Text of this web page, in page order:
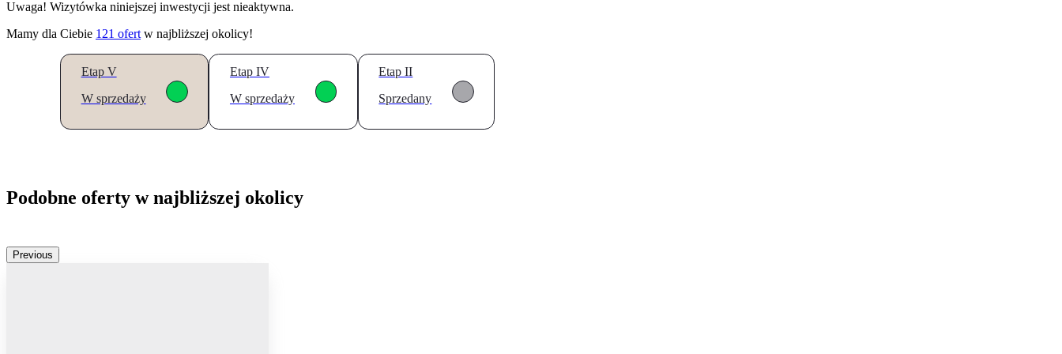
Uwaga! Wizytówka niniejszej inwestycji jest nieaktywna.
Mamy dla Ciebie 121 ofert w najbliższej okolicy!
Etap V
W sprzedaży
Etap IV
W sprzedaży
Etap II
Sprzedany
Podobne oferty w najbliższej okolicy
Previous